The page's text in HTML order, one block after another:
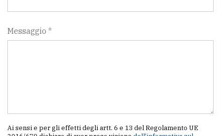
Messaggio *
Ai sensi e per gli effetti degli artt. 6 e 13 del Regolamento UE